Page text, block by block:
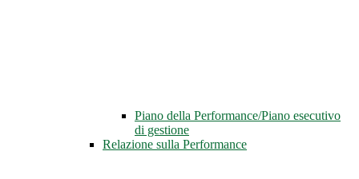
Piano della Performance/Piano esecutivo
di gestione
Relazione sulla Performance